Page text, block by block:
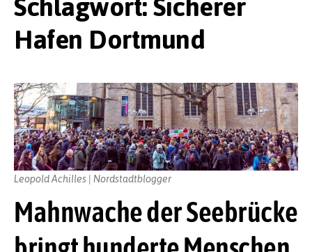
Hafen Dortmund
Mahnwache der Seebrücke
Leopold Achilles | Nordstadtblogger